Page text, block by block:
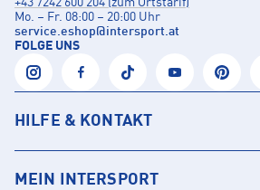
+43 7242 600 204 (zum Ortstarif)
Mo. – Fr. 08:00 – 20:00 Uhr
service.eshop@intersport.at
FOLGE UNS
HILFE & KONTAKT
MEIN INTERSPORT